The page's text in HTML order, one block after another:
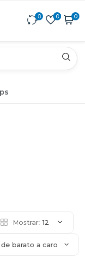
0 0 0
Mostrar: 12
barato a caro